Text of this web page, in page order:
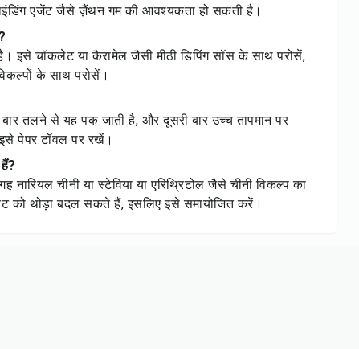
एजेंट जैसे ज़ैंथन गम की आवश्यकता हो सकती है।
इसे चॉकलेट या कैरामेल जैसी मीठी डिपिंग सॉस के साथ परोसें,
के साथ परोसें।
तलने से यह पक जाती है, और दूसरी बार उच्च तापमान पर
पेपर टॉवल पर रखें।
चीनी या स्टेविया या एरिथ्रिटोल जैसे चीनी विकल्प का
को थोड़ा बदल सकते हैं, इसलिए इसे समायोजित करें।